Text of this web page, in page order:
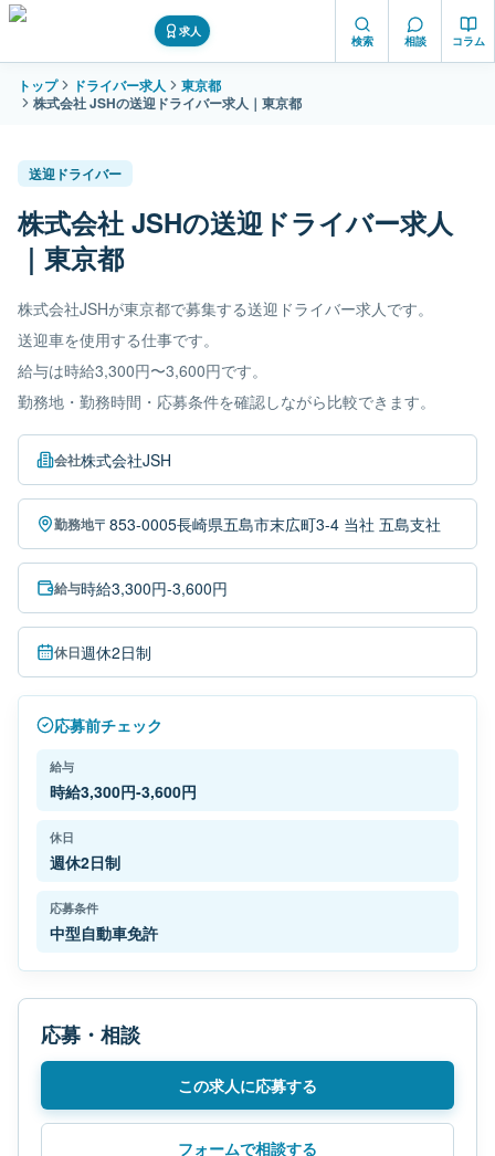
求人
検索 相談 コラム
トップ ドライバー求人
東京都
株式会社 JSHの送迎ドライバー求人｜東京都
送迎ドライバー
株式会社 JSHの送迎ドライバー求人
｜東京都
株式会社JSHが東京都で募集する送迎ドライバー求人です。
送迎車を使用する仕事です。
給与は時給3,300円〜3,600円です。
勤務地・勤務時間・応募条件を確認しながら比較できます。
会社株式会社JSH
勤務地〒853-0005長崎県五島市末広町3-4 当社 五島支社
給与時給3,300円-3,600円
休日週休2日制
応募前チェック
給与
時給3,300円-3,600円
休日
週休2日制
応募条件
中型自動車免許
応募・相談
この求人に応募する
フォームで相談する